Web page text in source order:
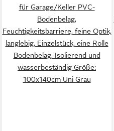
für Garage/Keller PVC-
Bodenbelag,
Feuchtigkeitsbarriere, feine Optik,
langlebig, Einzelstück, eine Rolle
Bodenbelag, Isolierend und
wasserbeständig Größe:
100x140cm Uni Grau